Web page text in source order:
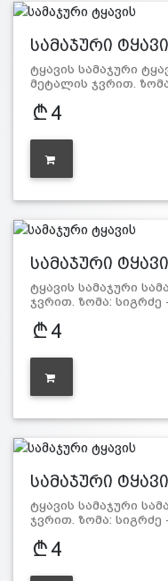
სამაჯური
ტყავის სამაჯური
მეტალის ჯვრით.
4
სამაჯური
ტყავის სამაჯური
ჯვრით. ზომა: სიგრძე
4
სამაჯური
ტყავის სამაჯური
ჯვრით. ზომა: სიგრძე
4